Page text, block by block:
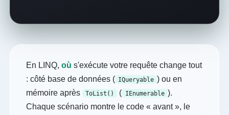
En LINQ, où s'exécute votre requête change tout
: côté base de données ( IQueryable ) ou en
mémoire après
ToList() ( IEnumerable ).
Chaque scénario montre le code « avant », le